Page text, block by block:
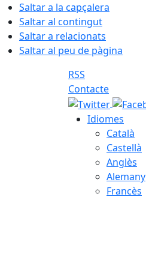
Saltar a la capçalera
Saltar al contingut
Saltar a relacionats
Saltar al peu de pàgina
RSS
Contacte
Idiomes
Català
Castellà
Anglès
Alemany
Francès